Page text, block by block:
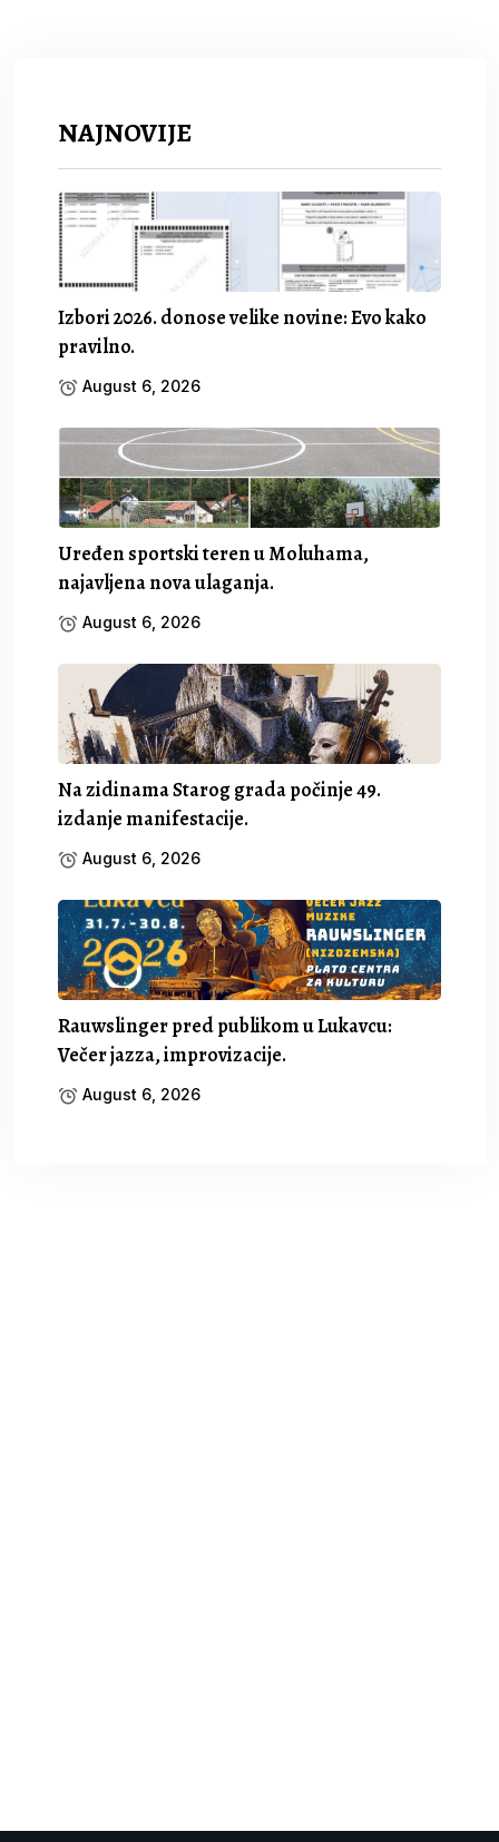
NAJNOVIJE
Izbori 2026. donose velike novine: Evo kako
pravilno.
August 6, 2026
Uređen sportski teren u Moluhama,
najavljena nova ulaganja.
August 6, 2026
Na zidinama Starog grada počinje 49.
izdanje manifestacije.
August 6, 2026
Rauwslinger pred publikom u Lukavcu:
Večer jazza, improvizacije.
August 6, 2026